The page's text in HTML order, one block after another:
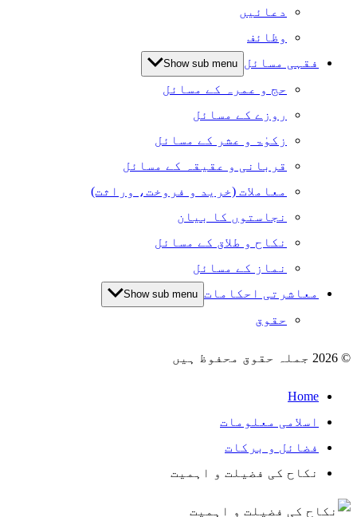
دعائیں
وظائف
فقہی مسائل Show sub menu
حج و عمرہ کے مسائل
روزے کے مسائل
زکوٰۃ و عشر کے مسائل
قربانی و عقیقہ کے مسائل
معاملات (خرید و فروخت، وراثت)
نجاستوں کا بیان
نکاح و طلاق کے مسائل
نماز کے مسائل
معاشرتی احکامات Show sub menu
حقوق
© 2026 جملہ حقوق محفوظ ہیں
Home
اسلامی معلومات
فضائل و برکات
نکاح کی فضیلت و اہمیت